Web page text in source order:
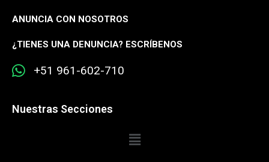
ANUNCIA CON NOSOTROS
¿TIENES UNA DENUNCIA? ESCRÍBENOS
+51 961-602-710
Nuestras Secciones